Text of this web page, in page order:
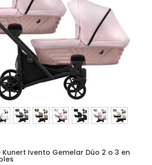
Ivento Gemelar Dúo 2 o 3 en